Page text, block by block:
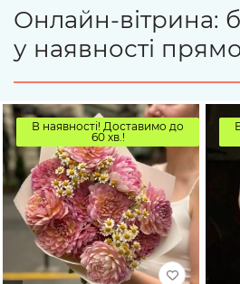
Онлайн-вітрина:
у наявності
В наявності! Доставимо до
60 хв.!